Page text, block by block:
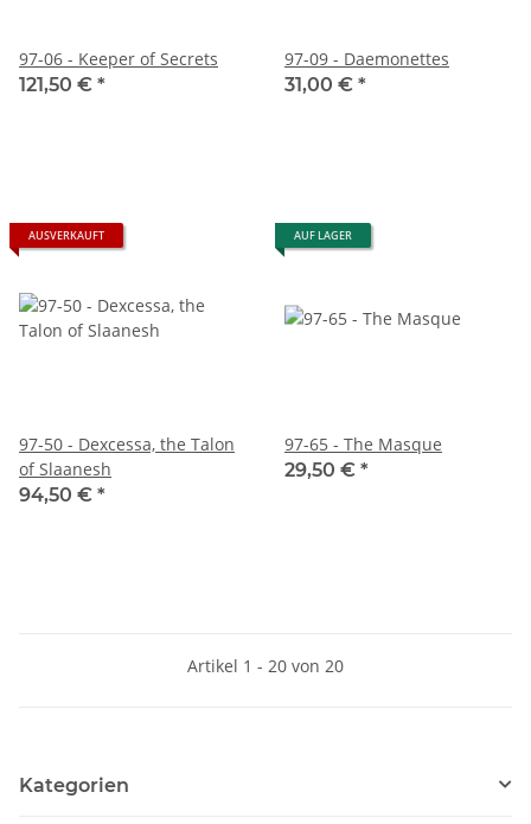
97-06 - Keeper of Secrets
121,50 € *
97-09 - Daemonettes
31,00 € *
AUSVERKAUFT
97-50 - Dexcessa, the Talon
of Slaanesh
94,50 € *
AUF LAGER
97-65 - The Masque
29,50 € *
Artikel 1 - 20 von 20
Kategorien